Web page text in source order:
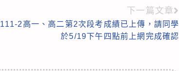
下一篇文章
111-2高一、高二第2次段考成績已上傳，請同學
於5/19下午四點前上網完成確認